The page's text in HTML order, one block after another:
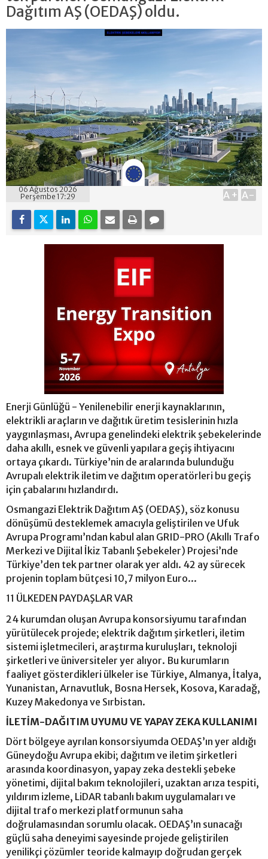
Dağıtım AŞ (OEDAŞ) oldu.
06 Ağustos 2026
Perşembe 17:29
A+ A-
Enerji Günlüğü - Yenilenebilir enerji kaynaklarının,
elektrikli araçların ve dağıtık üretim tesislerinin hızla
yaygınlaşması, Avrupa genelindeki elektrik şebekelerinde
daha akıllı, esnek ve güvenli yapılara geçiş ihtiyacını
ortaya çıkardı. Türkiye’nin de aralarında bulunduğu
Avrupalı elektrik iletim ve dağıtım operatörleri bu geçiş
için çabalarını hızlandırdı.
Osmangazi Elektrik Dağıtım AŞ (OEDAŞ), söz konusu
dönüşümü desteklemek amacıyla geliştirilen ve Ufuk
Avrupa Programı’ndan kabul alan GRID-PRO (Akıllı Trafo
Merkezi ve Dijital İkiz Tabanlı Şebekeler) Projesi’nde
Türkiye’den tek partner olarak yer aldı. 42 ay sürecek
projenin toplam bütçesi 10,7 milyon Euro...
11 ÜLKEDEN PAYDAŞLAR VAR
24 kurumdan oluşan Avrupa konsorsiyumu tarafından
yürütülecek projede; elektrik dağıtım şirketleri, iletim
sistemi işletmecileri, araştırma kuruluşları, teknoloji
şirketleri ve üniversiteler yer alıyor. Bu kurumların
faaliyet gösterdikleri ülkeler ise Türkiye, Almanya, İtalya,
Yunanistan, Arnavutluk, Bosna Hersek, Kosova, Karadağ,
Kuzey Makedonya ve Sırbistan.
İLETİM-DAĞITIM UYUMU VE YAPAY ZEKA KULLANIMI
Dört bölgeye ayrılan konsorsiyumda OEDAŞ’ın yer aldığı
Güneydoğu Avrupa ekibi; dağıtım ve iletim şirketleri
arasında koordinasyon, yapay zeka destekli şebeke
yönetimi, dijital bakım teknolojileri, uzaktan arıza tespiti,
yıldırım izleme, LiDAR tabanlı bakım uygulamaları ve
dijital trafo merkezi platformunun saha
doğrulamasından sorumlu olacak. OEDAŞ’ın sunacağı
güçlü saha deneyimi sayesinde projede geliştirilen
yenilikçi çözümler teoride kalmayıp doğrudan gerçek